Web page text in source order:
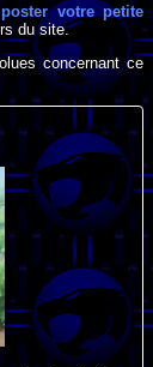
poster votre petite
du site.
concernant ce